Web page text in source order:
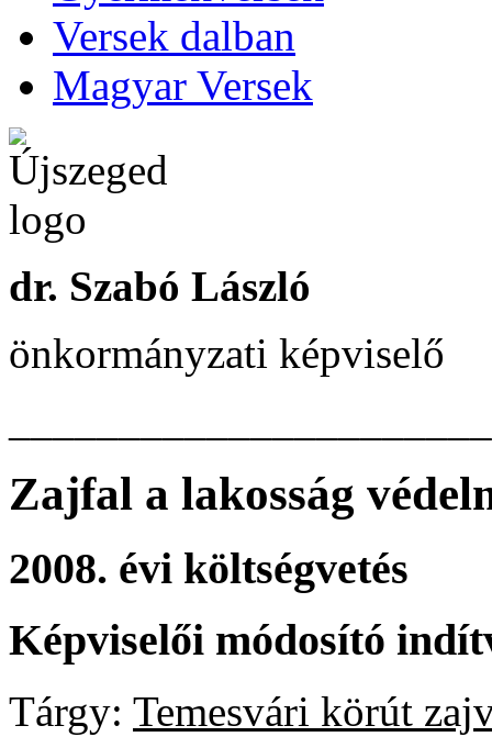
Versek dalban
Magyar Versek
dr. Szabó László
önkormányzati képviselő
Zajfal a lakosság
2008. évi költségvetés
Képviselői módosító
Tárgy: Temesvári körút